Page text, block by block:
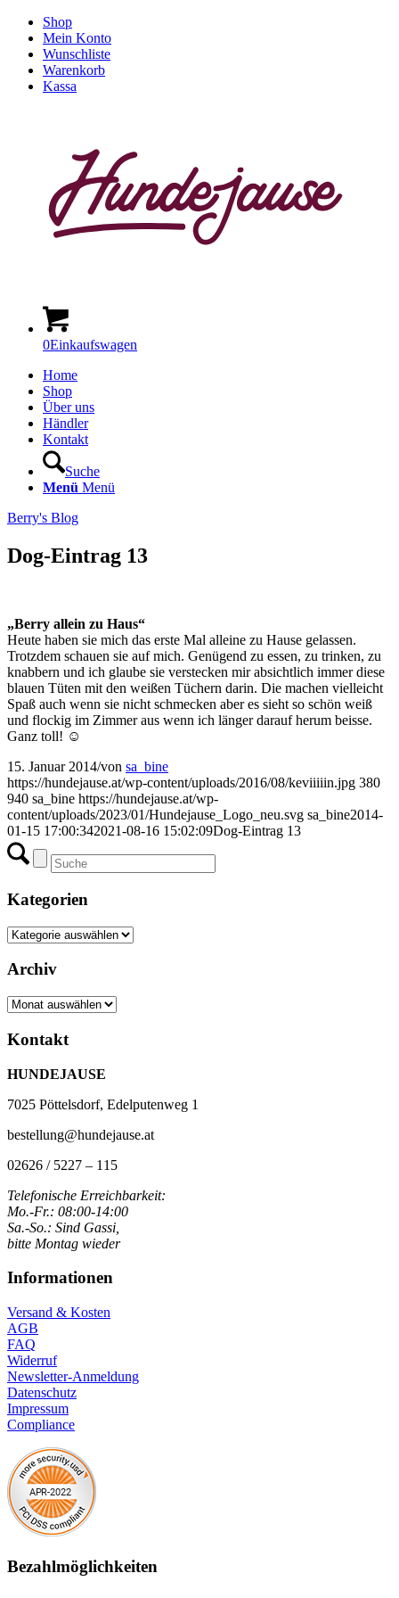
Shop
Mein Konto
Wunschliste
Warenkorb
Kassa
0Einkaufswagen
Home
Shop
Über uns
Händler
Kontakt
Suche
Menü Menü
Berry's Blog
Dog-Eintrag 13
„Berry allein zu Haus“
Heute haben sie mich das erste Mal alleine zu Hause gelassen.
Trotzdem schauen sie auf mich. Genügend zu essen, zu trinken, zu
knabbern und ich glaube sie verstecken mir absichtlich immer diese
blauen Tüten mit den weißen Tüchern darin. Die machen vielleicht
Spaß auch wenn sie nicht schmecken aber es sieht so schön weiß
und flockig im Zimmer aus wenn ich länger darauf herum beisse.
Ganz toll! ☺
15. Januar 2014/von sa_bine
https://hundejause.at/wp-content/uploads/2016/08/keviiiiin.jpg 380
940 sa_bine https://hundejause.at/wp-
content/uploads/2023/01/Hundejause_Logo_neu.svg sa_bine2014-
01-15 17:00:342021-08-16 15:02:09Dog-Eintrag 13
Kategorien
Kategorien
Archiv
Archiv
Kontakt
HUNDEJAUSE
7025 Pöttelsdorf, Edelputenweg 1
bestellung@hundejause.at
02626 / 5227 – 115
Telefonische Erreichbarkeit:
Mo.-Fr.: 08:00-14:00
Sa.-So.: Sind Gassi,
bitte Montag wieder
Informationen
Versand & Kosten
AGB
FAQ
Widerruf
Newsletter-Anmeldung
Datenschutz
Impressum
Compliance
Bezahlmöglichkeiten